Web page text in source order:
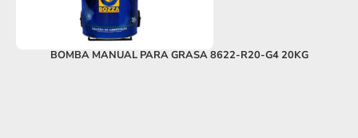
BOMBA MANUAL PARA GRASA 8622-R20-G4 20KG